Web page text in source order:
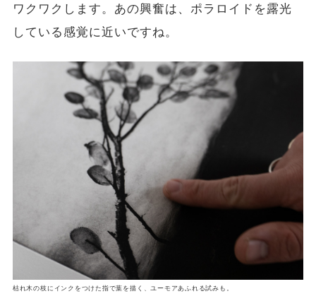
ワクワクします。あの興奮は、ポラロイドを露光
している感覚に近いですね。
枯れ木の枝にインクをつけた指で葉を描く、ユーモアあふれる試みも。